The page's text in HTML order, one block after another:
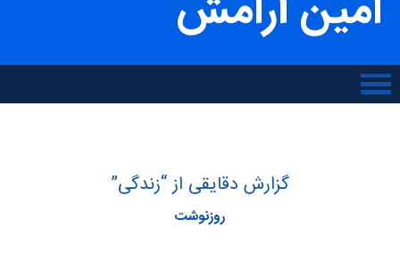
گزارش دقایقی از “زندگی”
روزنوشت